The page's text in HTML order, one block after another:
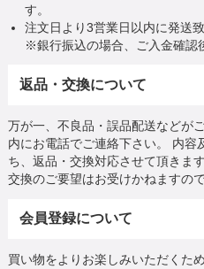
す。
注文日より3営業日以内に発送致
※銀行振込の場合、ご入金確認
返品・交換について
万が一、不良品・誤品配送などが
内にお電話でご連絡下さい。 内容
ち、返品・交換対応させて頂きま
交換のご要望はお受けかねますの
会員登録について
買い物をよりお楽しみいただくた